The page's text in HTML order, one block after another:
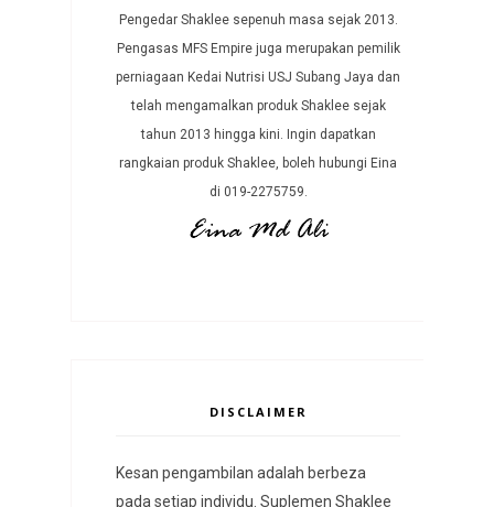
Pengedar Shaklee sepenuh masa sejak 2013.
Pengasas MFS Empire juga merupakan pemilik
perniagaan Kedai Nutrisi USJ Subang Jaya dan
telah mengamalkan produk Shaklee sejak
tahun 2013 hingga kini. Ingin dapatkan
rangkaian produk Shaklee, boleh hubungi Eina
di 019-2275759.
DISCLAIMER
Kesan pengambilan adalah berbeza
pada setiap individu. Suplemen Shaklee